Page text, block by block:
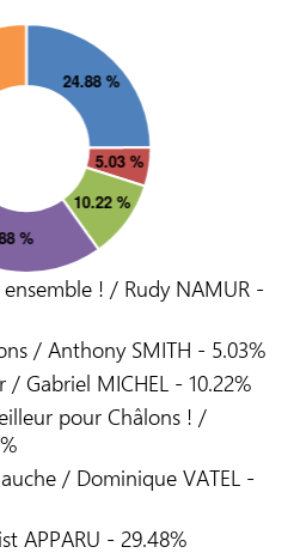
! / Rudy NAMUR -
/ Anthony SMITH - 5.03%
Gabriel MICHEL - 10.22%
pour Châlons ! /
/ Dominique VATEL -
APPARU - 29.48%